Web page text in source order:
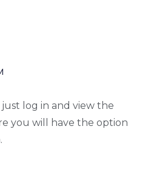
log in and view the
you will have the option